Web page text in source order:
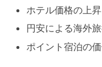
ホテル価格の上昇
円安による海外
ポイント宿泊の